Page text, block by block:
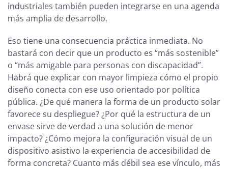
industriales también pueden integrarse en una agenda
más amplia de desarrollo.
Eso tiene una consecuencia práctica inmediata. No
bastará con decir que un producto es “más sostenible”
o “más amigable para personas con discapacidad”.
Habrá que explicar con mayor limpieza cómo el propio
diseño conecta con ese uso orientado por política
pública. ¿De qué manera la forma de un producto solar
favorece su despliegue? ¿Por qué la estructura de un
envase sirve de verdad a una solución de menor
impacto? ¿Cómo mejora la configuración visual de un
dispositivo asistivo la experiencia de accesibilidad de
forma concreta? Cuanto más débil sea ese vínculo, más